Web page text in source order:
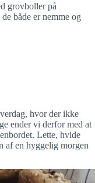
grovboller på
både er nemme og
hvor der ikke
ender vi derfor med at
Lette, hvide
af en hyggelig morgen